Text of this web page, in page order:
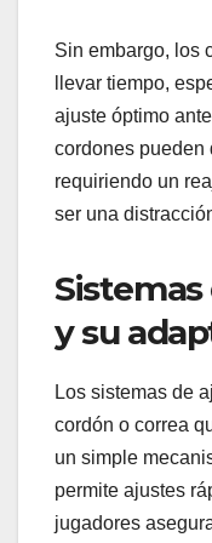
Sin embargo, los
llevar tiempo,
ajuste óptimo
cordones pueden
requiriendo un
ser una
y su
Los sistemas de
cordón o correa
un simple
permite ajustes
jugadores